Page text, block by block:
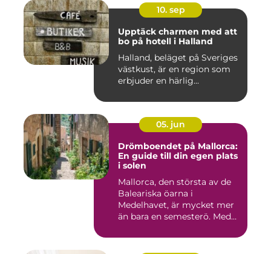
10. sep
Upptäck charmen med att
bo på hotell i Halland
Halland, beläget på Sveriges
västkust, är en region som
erbjuder en härlig...
05. jun
Drömboendet på Mallorca:
En guide till din egen plats
i solen
Mallorca, den största av de
Baleariska öarna i
Medelhavet, är mycket mer
än bara en semesterö. Med